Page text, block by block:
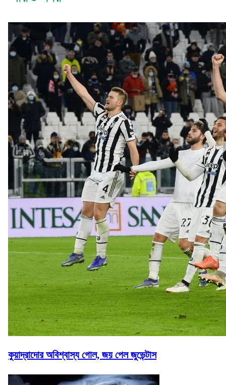
কুয়াদ্রাদোর অবিশ্বাস্য গোল, জয় পেল জুভেন্টাস